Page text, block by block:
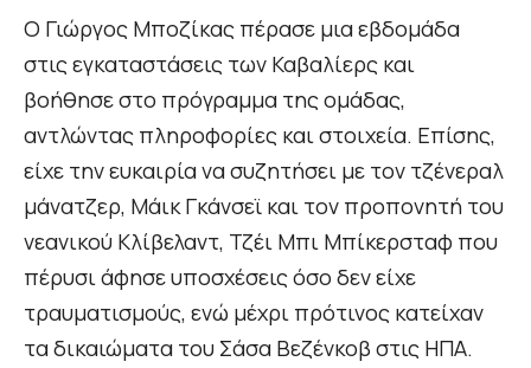
Ο Γιώργος Μποζίκας πέρασε μια εβδομάδα
στις εγκαταστάσεις των Καβαλίερς και
βοήθησε στο πρόγραμμα της ομάδας,
αντλώντας πληροφορίες και στοιχεία. Επίσης,
είχε την ευκαιρία να συζητήσει με τον τζένεραλ
μάνατζερ, Μάικ Γκάνσεϊ και τον προπονητή του
νεανικού Κλίβελαντ, Τζέι Μπι Μπίκερσταφ που
πέρυσι άφησε υποσχέσεις όσο δεν είχε
τραυματισμούς, ενώ μέχρι πρότινος κατείχαν
τα δικαιώματα του Σάσα Βεζένκοβ στις ΗΠΑ.